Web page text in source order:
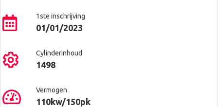
1ste inschrijving
01/01/2023
Cylinderinhoud
1498
Vermogen
110kw/150pk